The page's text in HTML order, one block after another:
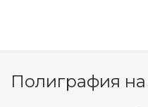
Полиграфия на